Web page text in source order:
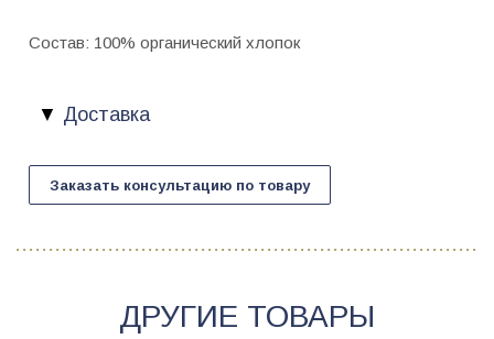
Состав: 100% органический хлопок
Доставка
Заказать консультацию по товару
ДРУГИЕ ТОВАРЫ